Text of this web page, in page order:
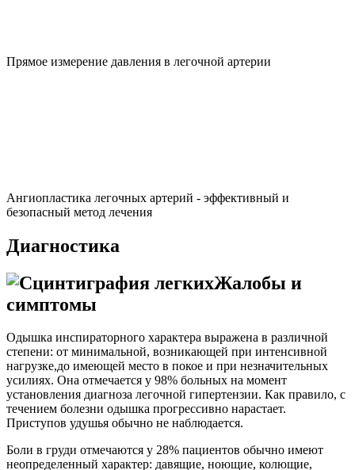
Прямое измерение давления в легочной артерии
Ангиопластика легочных артерий - эффективный и
безопасный метод лечения
Диагностика
Жалобы и
симптомы
Одышка инспираторного характера выражена в различной
степени: от минимальной, возникающей при интенсивной
нагрузке,до имеющей место в покое и при незначительных
усилиях. Она отмечается у 98% больных на момент
установления диагноза легочной гипертензии. Как правило, с
течением болезни одышка прогрессивно нарастает.
Приступов удушья обычно не наблюдается.
Боли в груди отмечаются у 28% пациентов обычно имеют
неопределенный характер: давящие, ноющие, колющие,